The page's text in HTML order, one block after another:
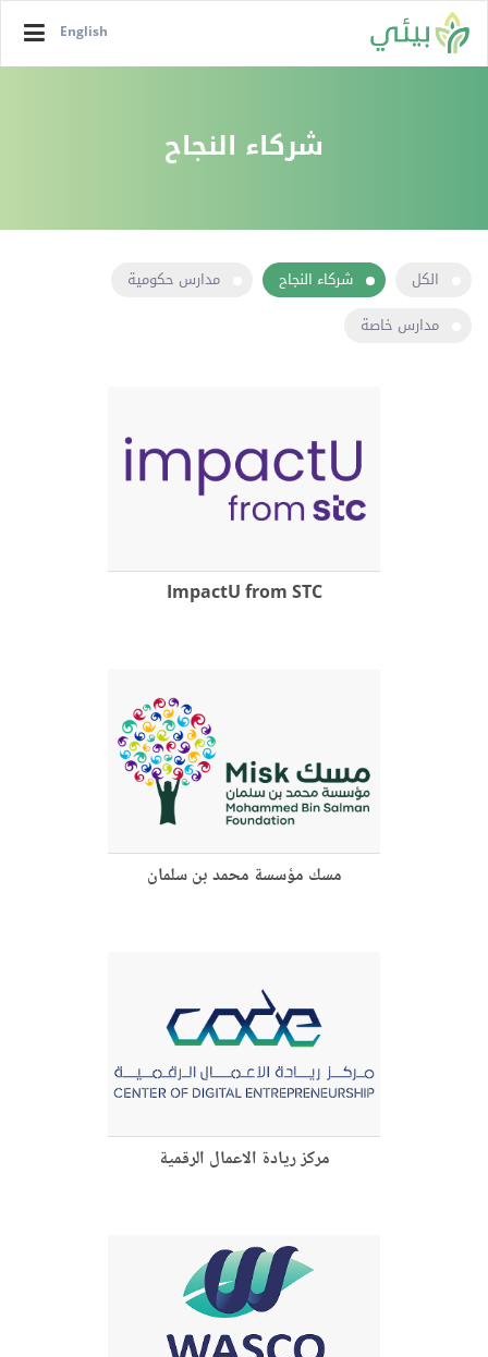
English
شركاء النجاح
الكل شركاء النجاح
مدارس حكومية
مدارس خاصة
ImpactU from STC
مسك مؤسسة محمد بن سلمان
مركز ريادة الاعمال الرقمية